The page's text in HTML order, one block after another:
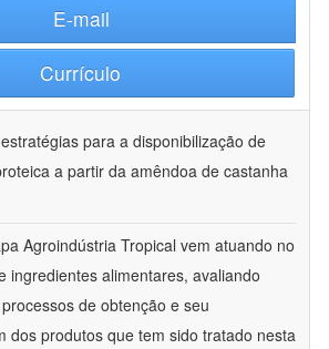
E-mail
Currículo
estratégias para a disponibilização de
a partir da amêndoa de castanha
Agroindústria Tropical vem atuando no
ingredientes alimentares, avaliando
de obtenção e seu
dos produtos que tem sido tratado nesta